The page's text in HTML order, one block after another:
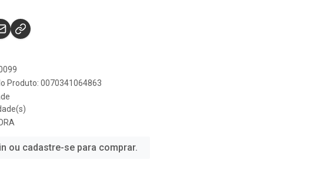
Produto: 0070341064863
ou cadastre-se para comprar.